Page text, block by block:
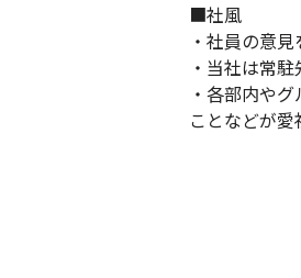
■社風
・社員の意
・当社は常
・各部内や
ことなどが